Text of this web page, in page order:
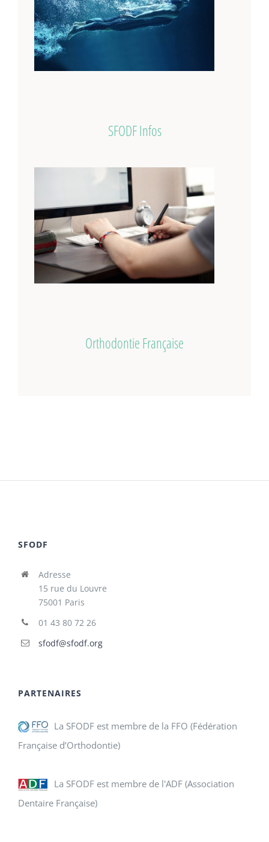
SFODF Infos
Orthodontie Française
SFODF
Adresse
15 rue du Louvre
75001 Paris
01 43 80 72 26
sfodf@sfodf.org
PARTENAIRES
La SFODF est membre de la FFO (Fédération
Française d’Orthodontie)
La SFODF est membre de l'ADF (Association
Dentaire Française)